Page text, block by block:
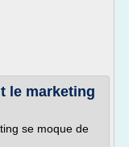
le marketing
se moque de